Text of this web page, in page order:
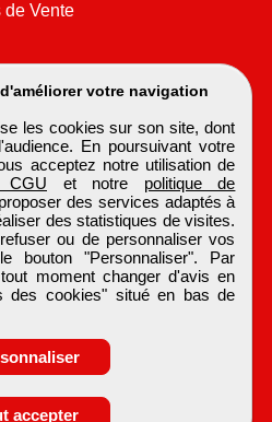
votre navigation
les cookies sur son site, dont
En poursuivant votre
acceptez notre utilisation de
et notre politique de
des services adaptés à
des statistiques de visites.
ou de personnaliser vos
bouton "Personnaliser". Par
moment changer d'avis en
des cookies" situé en bas de
accepter
Vente